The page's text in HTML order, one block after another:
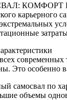
КОМФОРТ
карьерного
Это особенно
самосвал по
объемы